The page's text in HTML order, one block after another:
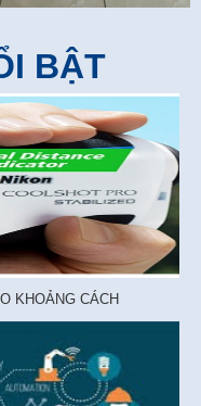
BẬT
KHOẢNG CÁCH